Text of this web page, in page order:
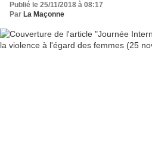
Publié le 25/11/2018 à 08:17
Par La Maçonne